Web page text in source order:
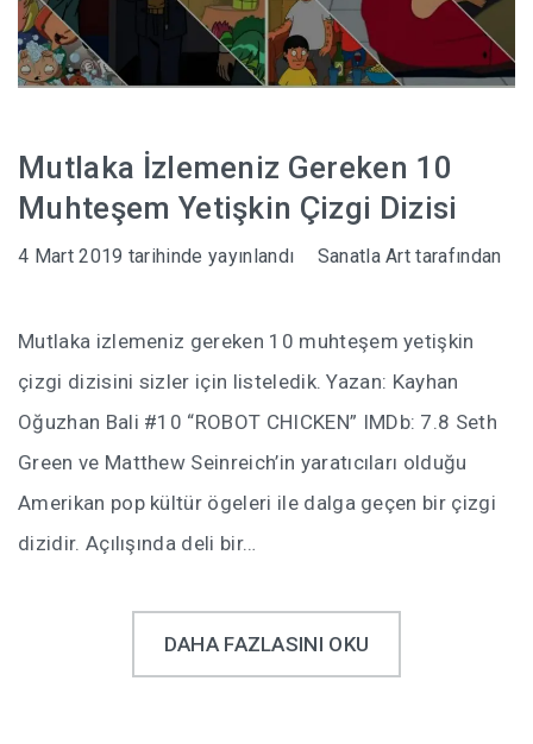
Mutlaka İzlemeniz Gereken 10
Muhteşem Yetişkin Çizgi Dizisi
4 Mart 2019 tarihinde yayınlandı Sanatla Art tarafından
Mutlaka izlemeniz gereken 10 muhteşem yetişkin
çizgi dizisini sizler için listeledik. Yazan: Kayhan
Oğuzhan Bali #10 “ROBOT CHICKEN” IMDb: 7.8 Seth
Green ve Matthew Seinreich’in yaratıcıları olduğu
Amerikan pop kültür ögeleri ile dalga geçen bir çizgi
dizidir. Açılışında deli bir…
DAHA FAZLASINI OKU